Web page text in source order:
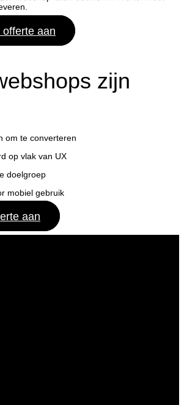
aan
zijn
om te converteren
op vlak van UX
doelgroep
mobiel gebruik
aan